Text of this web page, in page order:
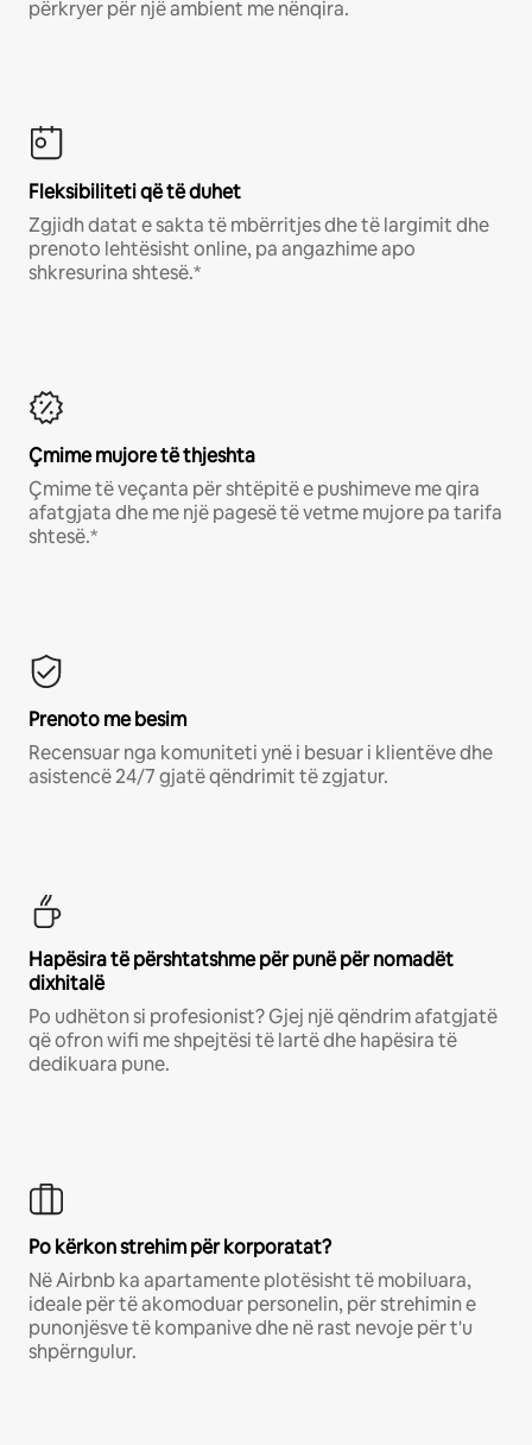
përkryer për një ambient me nënqira.
Fleksibiliteti që të duhet
Zgjidh datat e sakta të mbërritjes dhe të largimit dhe
prenoto lehtësisht online, pa angazhime apo
shkresurina shtesë.*
Çmime mujore të thjeshta
Çmime të veçanta për shtëpitë e pushimeve me qira
afatgjata dhe me një pagesë të vetme mujore pa tarifa
shtesë.*
Prenoto me besim
Recensuar nga komuniteti ynë i besuar i klientëve dhe
asistencë 24/7 gjatë qëndrimit të zgjatur.
Hapësira të përshtatshme për punë për nomadët
dixhitalë
Po udhëton si profesionist? Gjej një qëndrim afatgjatë
që ofron wifi me shpejtësi të lartë dhe hapësira të
dedikuara pune.
Po kërkon strehim për korporatat?
Në Airbnb ka apartamente plotësisht të mobiluara,
ideale për të akomoduar personelin, për strehimin e
punonjësve të kompanive dhe në rast nevoje për t'u
shpërngulur.